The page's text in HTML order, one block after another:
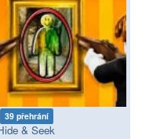
39 přehrání
& Seek